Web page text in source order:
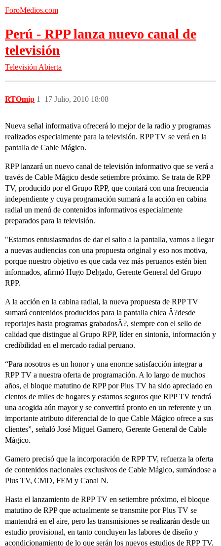
ForoMedios.com
Perú - RPP lanza nuevo canal de
televisión
Televisión Abierta
RTOmip 17 Julio, 2010 18:08
1
Nueva señal informativa ofrecerá lo mejor de la radio y programas
realizados especialmente para la televisión. RPP TV se verá en la
pantalla de Cable Mágico.
RPP lanzará un nuevo canal de televisión informativo que se verá a
través de Cable Mágico desde setiembre próximo. Se trata de RPP
TV, producido por el Grupo RPP, que contará con una frecuencia
independiente y cuya programación sumará a la acción en cabina
radial un menú de contenidos informativos especialmente
preparados para la televisión.
"Estamos entusiasmados de dar el salto a la pantalla, vamos a llegar
a nuevas audiencias con una propuesta original y eso nos motiva,
porque nuestro objetivo es que cada vez más peruanos estén bien
informados, afirmó Hugo Delgado, Gerente General del Grupo
RPP.
A la acción en la cabina radial, la nueva propuesta de RPP TV
sumará contenidos producidos para la pantalla chica Â?desde
reportajes hasta programas grabadosÂ?, siempre con el sello de
calidad que distingue al Grupo RPP, líder en sintonía, información y
credibilidad en el mercado radial peruano.
“Para nosotros es un honor y una enorme satisfacción integrar a
RPP TV a nuestra oferta de programación. A lo largo de muchos
años, el bloque matutino de RPP por Plus TV ha sido apreciado en
cientos de miles de hogares y estamos seguros que RPP TV tendrá
una acogida aún mayor y se convertirá pronto en un referente y un
importante atributo diferencial de lo que Cable Mágico ofrece a sus
clientes”, señaló José Miguel Gamero, Gerente General de Cable
Mágico.
Gamero precisó que la incorporación de RPP TV, refuerza la oferta
de contenidos nacionales exclusivos de Cable Mágico, sumándose a
Plus TV, CMD, FEM y Canal N.
Hasta el lanzamiento de RPP TV en setiembre próximo, el bloque
matutino de RPP que actualmente se transmite por Plus TV se
mantendrá en el aire, pero las transmisiones se realizarán desde un
estudio provisional, en tanto concluyen las labores de diseño y
acondicionamiento de lo que serán los nuevos estudios de RPP TV.